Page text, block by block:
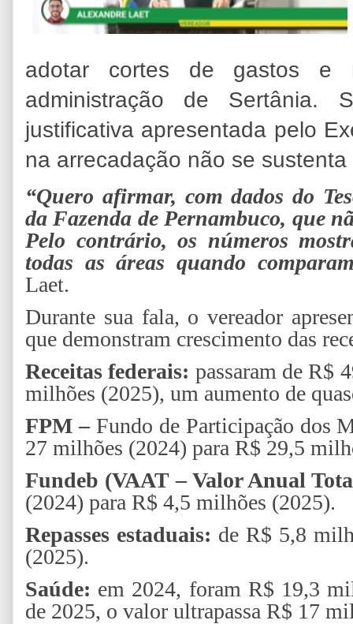
adotar cortes de gastos e
administração de Sertânia.
justificativa apresentada pelo
na arrecadação não se
“Quero afirmar, com dados do
da Fazenda de Pernambuco, que
Pelo contrário, os números
todas as áreas quando
Laet.
Durante sua fala, o vereador
que demonstram crescimento das
Receitas federais: passaram de R$
milhões (2025), um aumento de
FPM –Fundo de Participação dos
27 milhões (2024) para R$ 29,5
Fundeb (VAAT – Valor Anual
(2024) para R$ 4,5 milhões (2025).
Repasses estaduais: de R$ 5,8
(2025).
Saúde: em 2024, foram R$ 19,3
de 2025, o valor ultrapassa R$ 17